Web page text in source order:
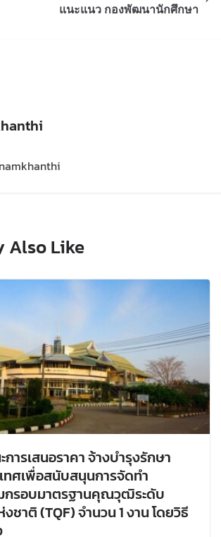
แนะแนว กองพัฒนานักศึกษา
Also Like
ารเสนอราคา จ้างบำรุงรักษา
ทศเพื่อสนับสนุนการจัดทำ
กรอบมาตรฐานคุณวุฒิระดับ
ชาติ (TQF) จำนวน 1 งาน โดยวิธี